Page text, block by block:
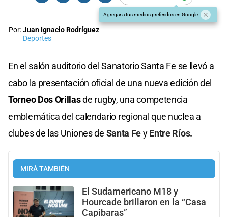
Agregar a tus medios preferidos en Google
Por:Juan Ignacio Rodríguez
Deportes
En el salón auditorio del Sanatorio Santa Fe se llevó a
cabo la presentación oficial de una nueva edición del
Torneo Dos Orillasde rugby, una competencia
emblemática del calendario regional que nuclea a
clubes de las Uniones de Santa FeyEntre Ríos.
MIRÁ TAMBIÉN
El Sudamericano M18 y
Hourcade brillaron en la “Casa
Capibaras”